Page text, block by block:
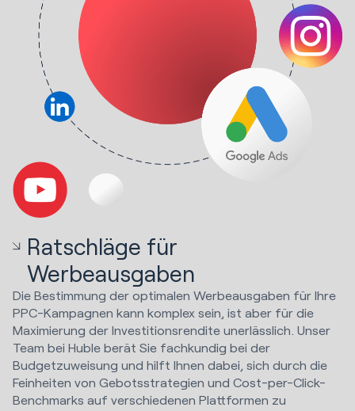
Ratschläge für
Werbeausgaben
Die Bestimmung der optimalen Werbeausgaben für Ihre
PPC-Kampagnen kann komplex sein, ist aber für die
Maximierung der Investitionsrendite unerlässlich. Unser
Team bei Huble berät Sie fachkundig bei der
Budgetzuweisung und hilft Ihnen dabei, sich durch die
Feinheiten von Gebotsstrategien und Cost-per-Click-
Benchmarks auf verschiedenen Plattformen zu